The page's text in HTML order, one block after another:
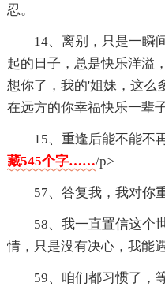
忍。
14、离别，只是一瞬
起的日子，总是快乐洋溢
想你了，我的'姐妹，这么
在远方的你幸福快乐一辈子
15、重逢后能不能不
藏545个字……/p>
57、答复我，我对你
58、我一直置信这个
情，只是没有决心，我能遇
59、咱们都习惯了，